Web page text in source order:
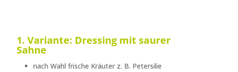
1. Variante: Dressing mit saurer
Sahne
nach Wahl frische Kräuter z. B. Petersilie